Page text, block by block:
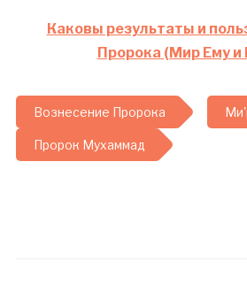
Каковы результаты и
Пророка (Мир Ему и
Вознесение Пророка
Пророк Мухаммад